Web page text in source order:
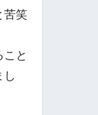
苦笑
と
し